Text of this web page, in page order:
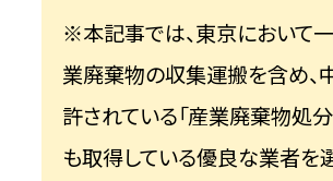
※本記事では、東京において
業廃棄物の収集運搬を含め、
許されている「産業廃棄物処
も取得している優良な業者を